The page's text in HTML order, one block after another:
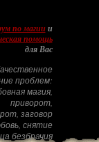
по магиии
помощь
для Вас
проблем:
магия,
приворот,
заговор
снятие
безбрачия